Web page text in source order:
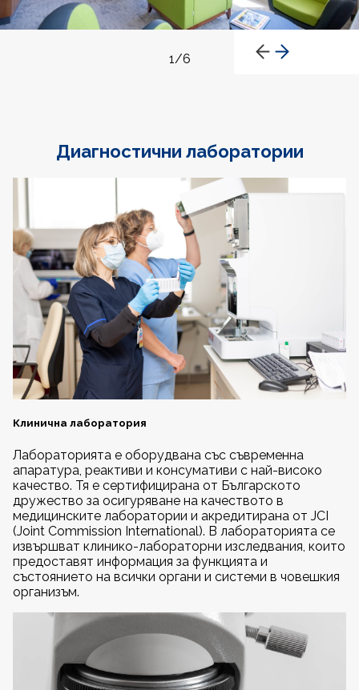
1/6
Диагностични лаборатории
Клинична лаборатория
Лабораторията е оборудвана със съвременна
апаратура, реактиви и консумативи с най-високо
качество. Тя е сертифицирана от Българското
дружество за осигуряване на качеството в
медицинските лаборатории и акредитирана от JCI
(Joint Commission International). В лабораторията се
извършват клинико-лабораторни изследвания, които
предоставят информация за функцията и
състоянието на всички органи и системи в човешкия
организъм.